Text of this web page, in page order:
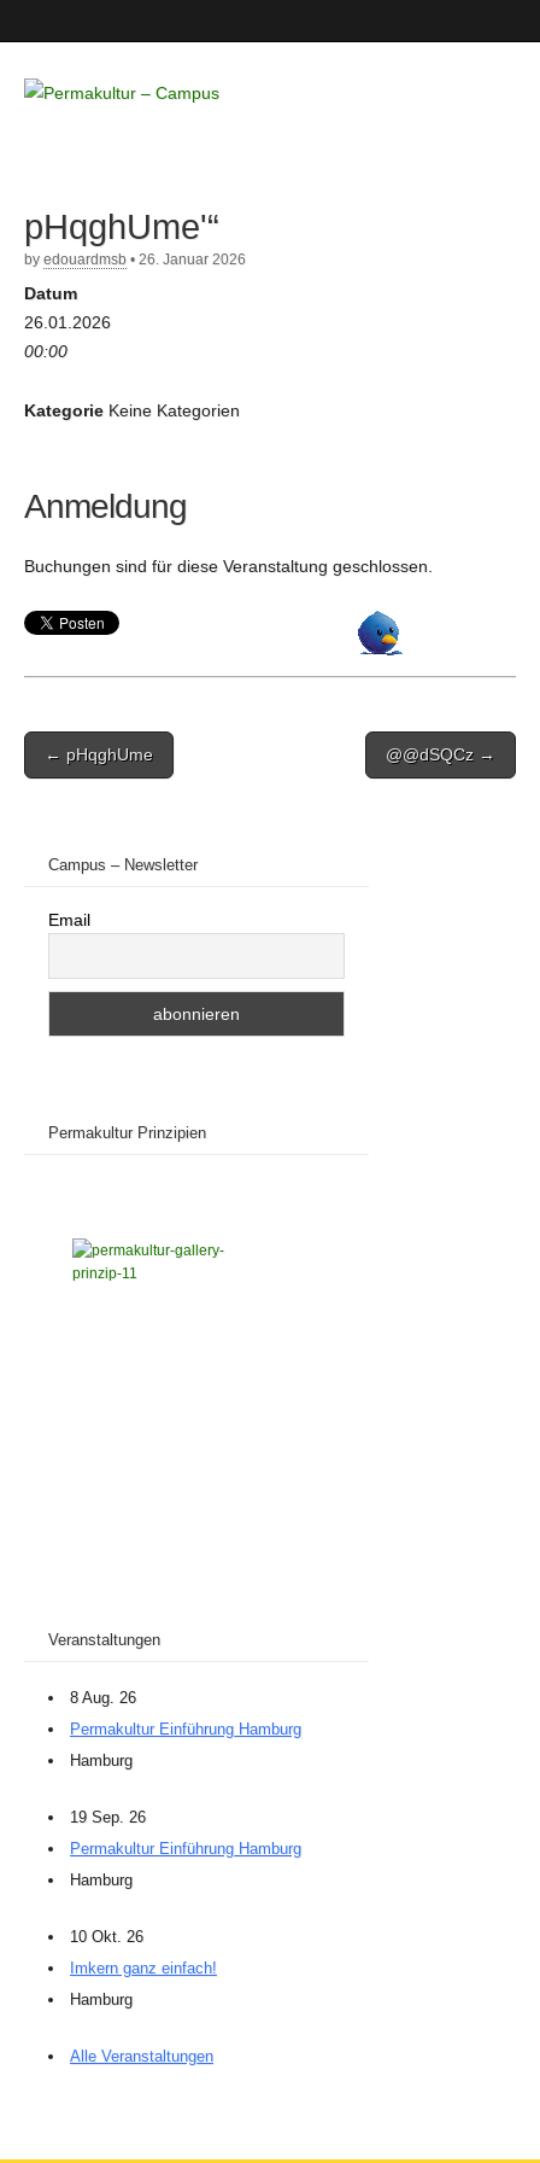
– Campus
pHqghUme'“
by edouardmsb • 26. Januar 2026
Datum
26.01.2026
00:00
Kategorie Keine Kategorien
Anmeldung
Buchungen sind für diese Veranstaltung geschlossen.
Post
navigation
← pHqghUme @@dSQCz →
Campus – Newsletter
Email
Permakultur Prinzipien
Veranstaltungen
8 Aug. 26
Permakultur Einführung Hamburg
Hamburg
19 Sep. 26
Permakultur Einführung Hamburg
Hamburg
10 Okt. 26
Imkern ganz einfach!
Hamburg
Alle Veranstaltungen